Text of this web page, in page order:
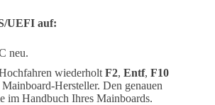
UEFI auf:
neu.
wiederholt F2, Entf, F10
Hersteller. Den genauen
im Handbuch Ihres Mainboards.